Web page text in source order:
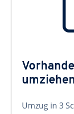
Umzug in 3